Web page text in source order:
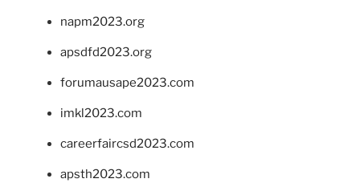
napm2023.org
apsdfd2023.org
forumausape2023.com
imkl2023.com
careerfaircsd2023.com
apsth2023.com